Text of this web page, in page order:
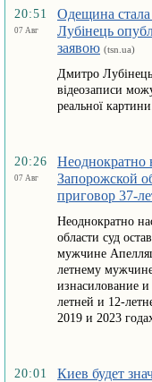
20:51
07 Авг
Одещина
Лубінець
заявою (tsn.ua)
Дмитро
відеозаписи
реальної
20:26
07 Авг
Неоднократно
Запорожской
приговор 37-
Неоднократно
области суд
мужчине
летнему
изнасилование
летней и 12-
2019 и 2023
20:01
Киев будет